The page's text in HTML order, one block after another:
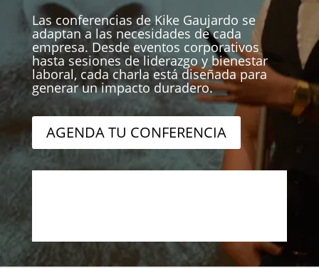
Las conferencias de Kike Gaujardo se
adaptan a las necesidades de cada
empresa. Desde eventos corporativos
hasta sesiones de liderazgo y bienestar
laboral, cada charla está diseñada para
generar un impacto duradero.
AGENDA TU CONFERENCIA